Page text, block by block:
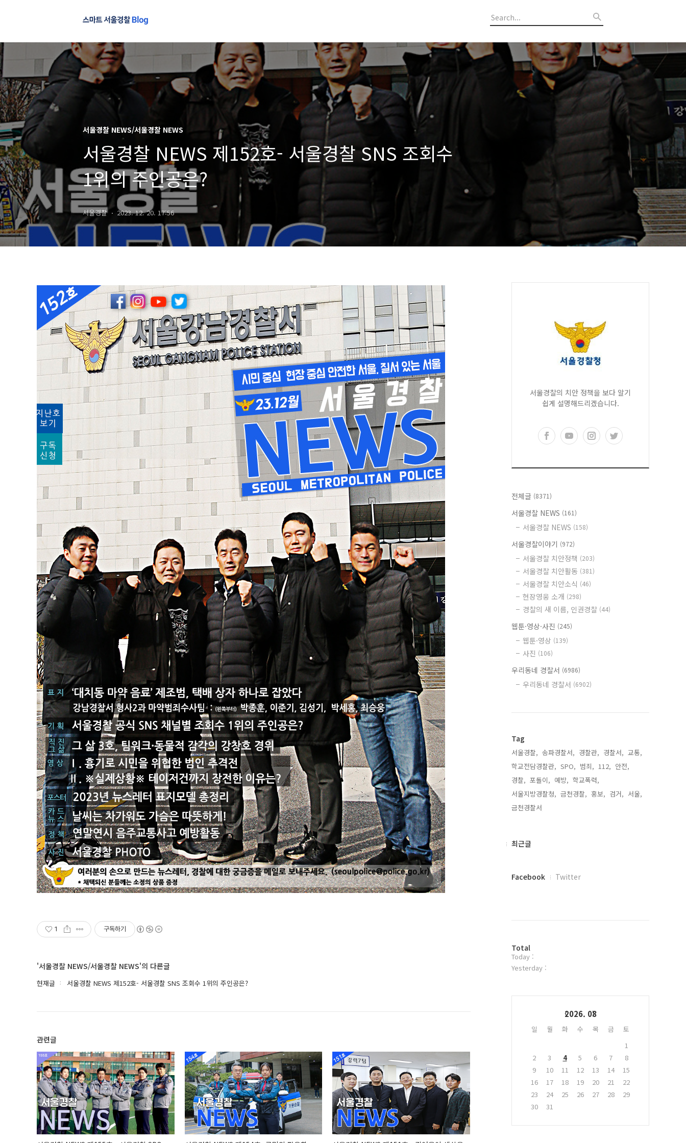
서울경찰 NEWS/서울경찰 NEWS
서울경찰 NEWS 제152호- 서울경찰 SNS 조회수
1위의 주인공은?
서울경찰 2023. 12. 20. 17:56
1 구독하기
'서울경찰 NEWS/서울경찰 NEWS'의 다른글
현재글 서울경찰 NEWS 제152호- 서울경찰 SNS 조회수 1위의 주인공은?
관련글
서울경찰의 치안 정책을 보다 알기
쉽게 설명해드리겠습니다.
전체글 (8371)
서울경찰 NEWS (161)
서울경찰 NEWS (158)
서울경찰이야기 (972)
서울경찰 치안정책 (203)
서울경찰 치안활동 (381)
서울경찰 치안소식 (46)
현장영웅 소개 (298)
경찰의 새 이름, 인권경찰 (44)
웹툰·영상·사진 (245)
웹툰·영상 (139)
사진 (106)
우리동네 경찰서 (6986)
우리동네 경찰서 (6902)
Tag
서울경찰, 송파경찰서, 경찰관, 경찰서, 교통,
학교전담경찰관, SPO, 범죄, 112, 안전,
경찰, 포돌이, 예방, 학교폭력,
서울지방경찰청, 금천경찰, 홍보, 검거, 서울,
금천경찰서,
최
최근글
페
플
러
그
Facebook Twitter
방
문
자
Total
Today :
Yesterday :
2026. 08
일 월 화 수 목 금
토
1
2
3 4 5 6 7
8
9
10 11 12 13 14
15
16
17 18 19 20 21
22
23
24 25 26 27 28
29
30
31